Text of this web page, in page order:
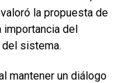
la propuesta de
importancia del
sistema.
mantener un diálogo